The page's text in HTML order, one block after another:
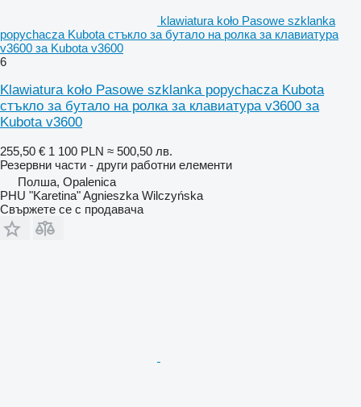
klawiatura koło Pasowe szklanka
popychacza Kubota стъкло за бутало на ролка за клавиатура
v3600 за Kubota v3600
6
Klawiatura koło Pasowe szklanka popychacza Kubota
стъкло за бутало на ролка за клавиатура v3600 за
Kubota v3600
255,50 € 1 100 PLN ≈ 500,50 лв.
Резервни части - други работни елементи
Полша, Opalenica
PHU "Karetina" Agnieszka Wilczyńska
Свържете се с продавача